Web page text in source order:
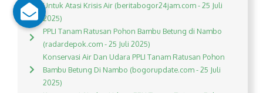
Untuk Atasi Krisis Air (beritabogor24jam.com - 25 Juli
2025)
PPLI Tanam Ratusan Pohon Bambu Betung di Nambo
(radardepok.com - 25 Juli 2025)
Konservasi Air Dan Udara PPLI Tanam Ratusan Pohon
Bambu Betung Di Nambo (bogorupdate.com - 25 Juli
2025)